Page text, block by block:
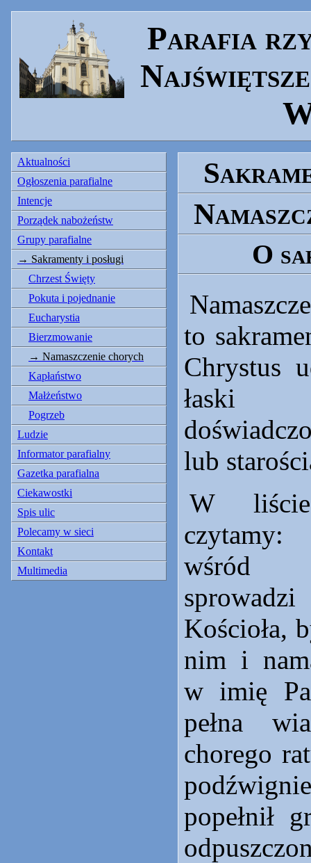
Parafia
Aktualności
Ogłoszenia parafialne
Intencje
Porządek nabożeństw
Grupy parafialne
Sakramenty i posługi
Chrzest Święty
Pokuta i pojednanie
Eucharystia
Bierzmowanie
Namaszczenie chorych
Kapłaństwo
Małżeństwo
Pogrzeb
Ludzie
Informator parafialny
Gazetka parafialna
Ciekawostki
Spis ulic
Polecamy w sieci
Kontakt
Multimedia
O
to
Chrystus
łaski
lub
W
wśród
Kościoła,
nim i
w imię
pełna
chorego
popełnił